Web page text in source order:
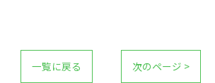
一覧に戻る 次のページ >